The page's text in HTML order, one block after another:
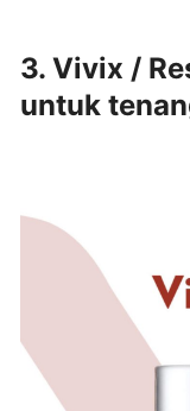
3. Vivix /
untuk